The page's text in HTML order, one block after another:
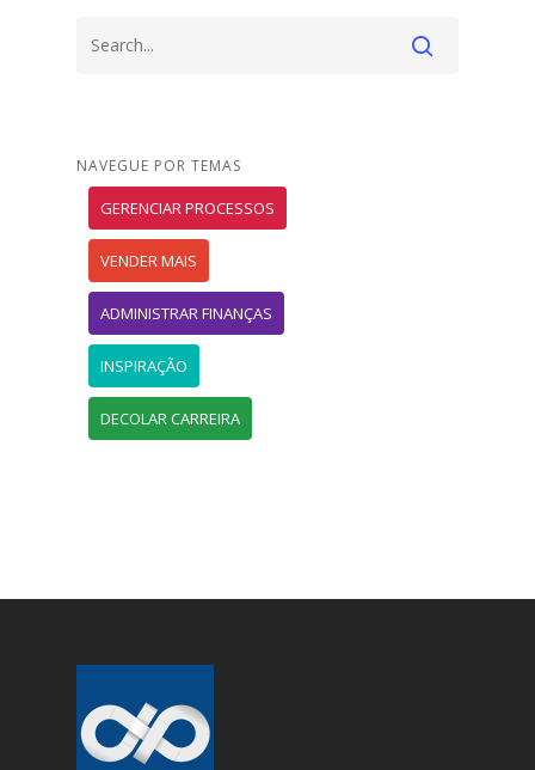
NAVEGUE POR TEMAS
GERENCIAR PROCESSOS
VENDER MAIS
ADMINISTRAR FINANÇAS
INSPIRAÇÃO
DECOLAR CARREIRA